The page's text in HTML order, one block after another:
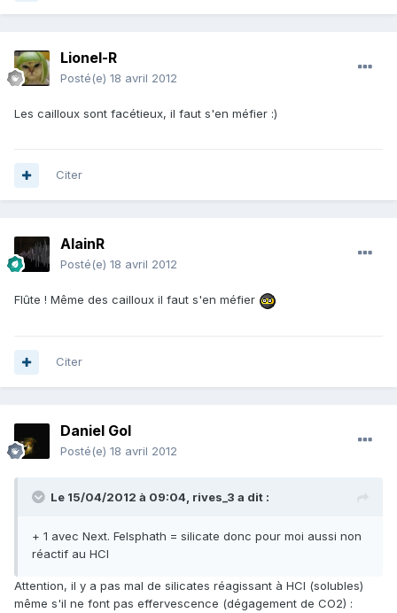
Lionel-R
Posté(e) 18 avril 2012
Les cailloux sont facétieux, il faut s'en méfier :)
Citer
AlainR
Posté(e) 18 avril 2012
Flûte ! Même des cailloux il faut s'en méfier
Citer
Daniel Gol
Posté(e) 18 avril 2012
Le 15/04/2012 à 09:04, rives_3 a dit :
+ 1 avec Next. Felsphath = silicate donc pour moi aussi non
réactif au HCl
Attention, il y a pas mal de silicates réagissant à HCl (solubles)
même s'il ne font pas effervescence (dégagement de CO2) :